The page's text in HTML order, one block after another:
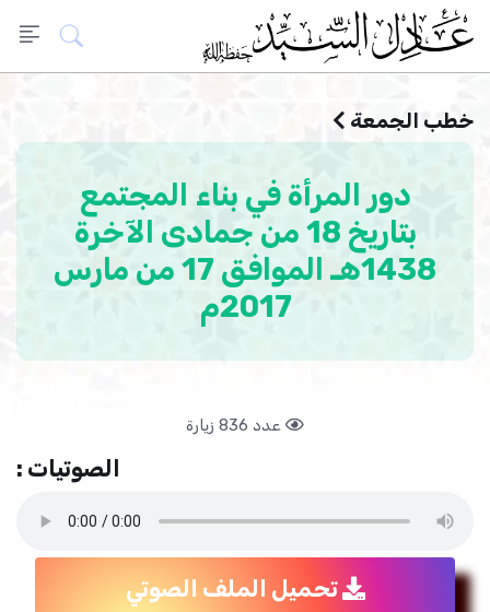
خطب الجمعة
دور المرأة في بناء المجتمع
بتاريخ 18 من جمادى الآخرة
1438هـ الموافق 17 من مارس
2017م
عدد 836 زيارة
الصوتيات :
تحميل الملف الصوتي